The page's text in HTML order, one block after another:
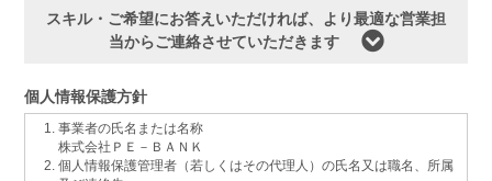
スキル・ご希望にお答えいただければ、より最適な営業担
当からご連絡させていただきます
個人情報保護方針
事業者の氏名または名称
株式会社ＰＥ－ＢＡＮＫ
個人情報保護管理者（若しくはその代理人）の氏名又は職名、所属